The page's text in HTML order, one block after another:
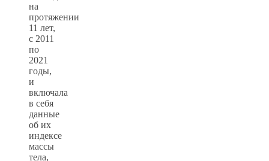
на
протяжении
11 лет,
с 2011
по
2021
годы,
и
включала
в себя
данные
об их
индексе
массы
тела,